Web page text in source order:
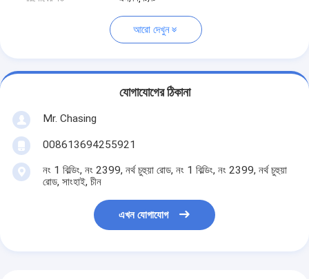
আরো দেখুন
যোগাযোগের ঠিকানা
Mr. Chasing
008613694255921
নং 1 বিল্ডিং, নং 2399, নর্থ চুহুয়া রোড, নং 1 বিল্ডিং, নং 2399, নর্থ চুহুয়া
রোড, সাংহাই, চীন
এখন যোগাযোগ